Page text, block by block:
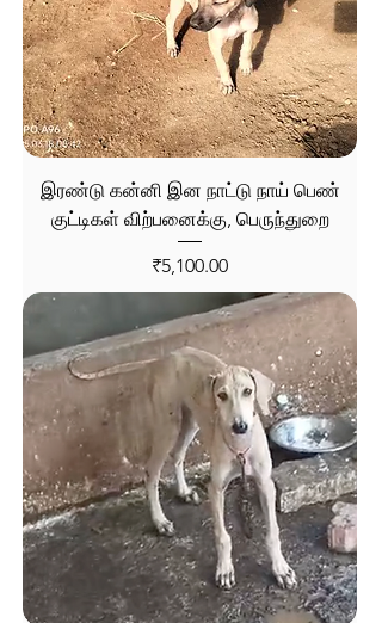
இரண்டு கன்னி இன நாட்டு நாய் பெண்
குட்டிகள் விற்பனைக்கு, பெருந்துறை
Price
₹5,100.00